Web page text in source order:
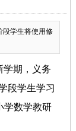
段学生将使用修
学期，义务
段学生学习
学数学教研